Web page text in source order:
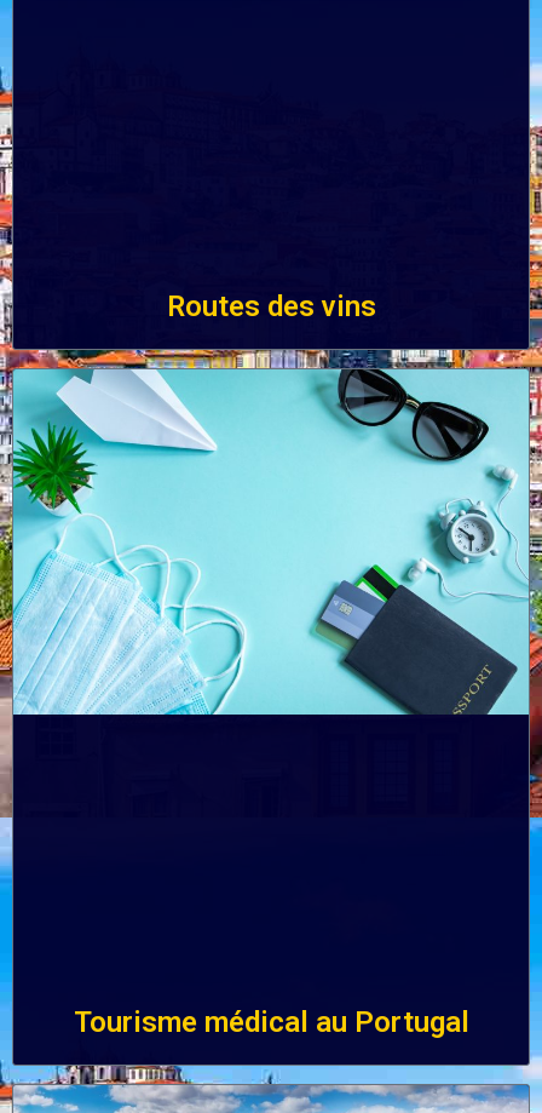
Routes des vins
Tourisme médical au Portugal